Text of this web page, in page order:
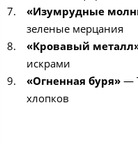
«Изумрудные
зеленые мерцания
«Кровавый
искрами
«Огненная буря»—
хлопков